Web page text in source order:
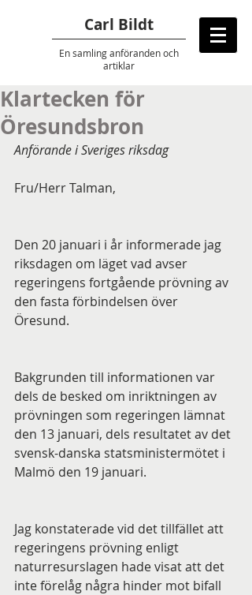
Carl Bildt
En samling anförandenoch
artiklar
Klartecken för
Öresundsbron
Anförande i Sveriges riksdag
Fru/Herr Talman,
Den 20 januari i år informerade jag
riksdagen om läget vad avser
regeringens fortgående prövning av
den fasta förbindelsen över
Öresund.
Bakgrunden till informationen var
dels de besked om inriktningen av
prövningen som regeringen lämnat
den 13 januari, dels resultatet av det
svensk-danska statsministermötet i
Malmö den 19 januari.
Jag konstaterade vid det tillfället att
regeringens prövning enligt
naturresurslagen hade visat att det
inte förelåg några hinder mot bifall